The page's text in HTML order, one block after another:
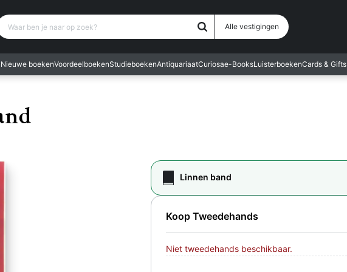
Alle vestigingen Vestiging
ben je naar op zoek?
Nieuwe boekenVoordeelboekenStudieboekenAntiquariaatCuriosae-BooksLuisterboekenCards & Gifts
Linnen band
Koop Tweedehands
Niet tweedehands beschikbaar.